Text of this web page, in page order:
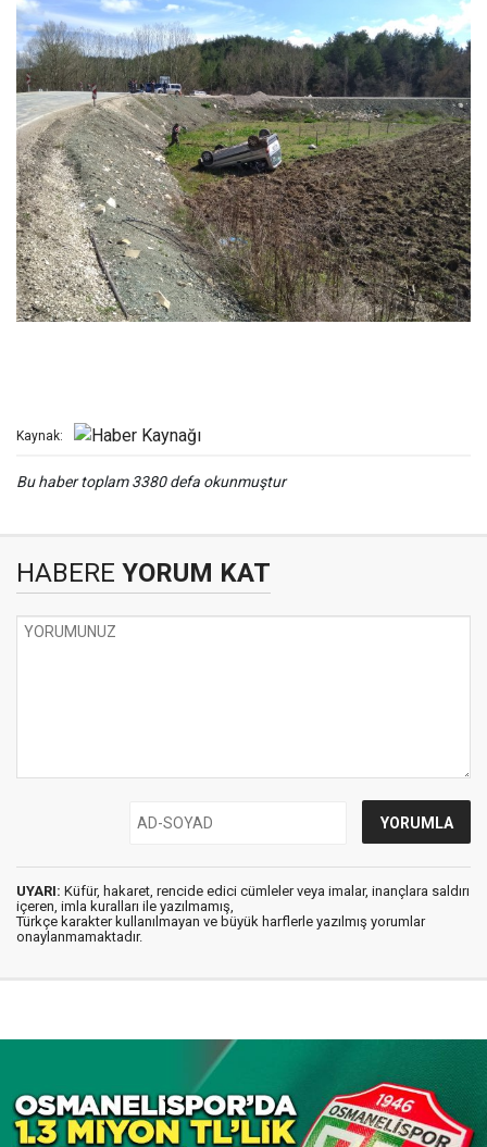
Kaynak:
Bu haber toplam 3380 defa okunmuştur
HABERE YORUM KAT
UYARI: Küfür, hakaret, rencide edici cümleler veya imalar, inançlara saldırı
içeren, imla kuralları ile yazılmamış,
Türkçe karakter kullanılmayan ve büyük harflerle yazılmış yorumlar
onaylanmamaktadır.